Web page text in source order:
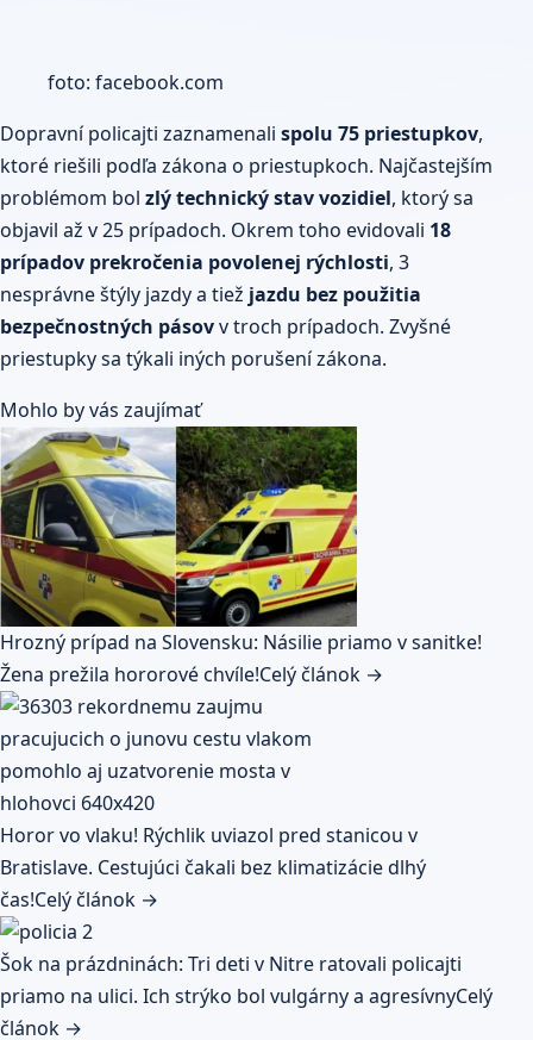
foto: facebook.com
Dopravní policajti zaznamenali spolu 75 priestupkov,
ktoré riešili podľa zákona o priestupkoch. Najčastejším
problémom bol zlý technický stav vozidiel, ktorý sa
objavil až v 25 prípadoch. Okrem toho evidovali 18
prípadov prekročenia povolenej rýchlosti, 3
nesprávne štýly jazdy a tiež jazdu bez použitia
bezpečnostných pásovv troch prípadoch. Zvyšné
priestupky sa týkali iných porušení zákona.
Mohlo by vás zaujímať
Hrozný prípad na Slovensku: Násilie priamo v sanitke!
Žena prežila hororové chvíle!Celý článok →
Horor vo vlaku! Rýchlik uviazol pred stanicou v
Bratislave. Cestujúci čakali bez klimatizácie dlhý
čas!Celý článok →
Šok na prázdninách: Tri deti v Nitre ratovali policajti
priamo na ulici. Ich strýko bol vulgárny a agresívnyCelý
článok →